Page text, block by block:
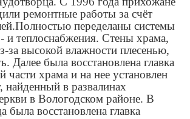
ремонтные работы за счёт
переделаны системы
и теплоснабжения. Стены храма,
за высокой влажности плесенью,
Далее была восстановлена главка
части храма и на нее установлен
найденный в развалинах
в Вологодском районе. В
была восстановлена главка